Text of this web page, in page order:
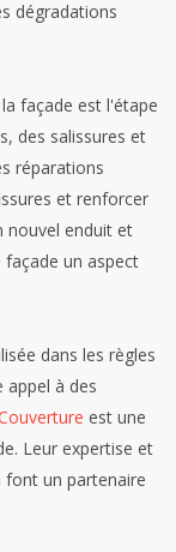
dégradations
façade est l'étape
des salissures et
réparations
et renforcer
nouvel enduit et
un aspect
dans les règles
à des
est une
Leur expertise et
font un partenaire